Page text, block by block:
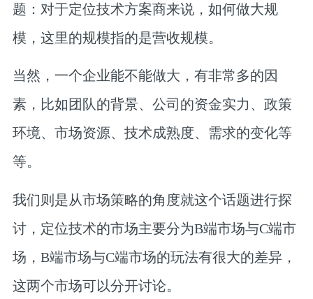
题：对于定位技术方案商来说，如何做大规
模，这里的规模指的是营收规模。
当然，一个企业能不能做大，有非常多的因
素，比如团队的背景、公司的资金实力、政策
环境、市场资源、技术成熟度、需求的变化等
等。
我们则是从市场策略的角度就这个话题进行探
讨，定位技术的市场主要分为B端市场与C端市
场，B端市场与C端市场的玩法有很大的差异，
这两个市场可以分开讨论。